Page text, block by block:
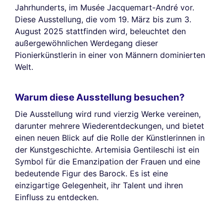
Jahrhunderts, im Musée Jacquemart-André vor.
Diese Ausstellung, die vom 19. März bis zum 3.
August 2025 stattfinden wird, beleuchtet den
außergewöhnlichen Werdegang dieser
Pionierkünstlerin in einer von Männern dominierten
Welt.
Warum diese Ausstellung besuchen?
Die Ausstellung wird rund vierzig Werke vereinen,
darunter mehrere Wiederentdeckungen, und bietet
einen neuen Blick auf die Rolle der Künstlerinnen in
der Kunstgeschichte. Artemisia Gentileschi ist ein
Symbol für die Emanzipation der Frauen und eine
bedeutende Figur des Barock. Es ist eine
einzigartige Gelegenheit, ihr Talent und ihren
Einfluss zu entdecken.